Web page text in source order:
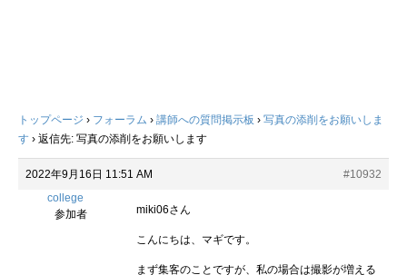
トップページ › フォーラム › 講師への質問掲示板 › 写真の添削をお願いしま
す › 返信先: 写真の添削をお願いします
2022年9月16日 11:51 AM
#10932
college
参加者
miki06さん
こんにちは、マギです。
まず集客のことですが、私の場合は撮影が増える